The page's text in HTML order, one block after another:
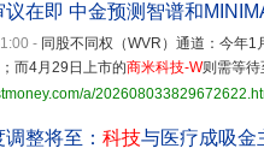
议在即 中金预测智谱和
- 同股不同权（WVR）通道：今年
而4月29日上市的商米科技-W则需等待
a/
整将至： 科技与医疗成吸金